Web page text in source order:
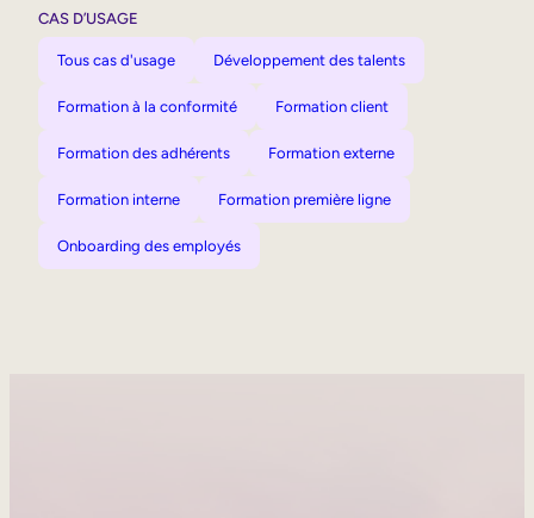
CAS D’USAGE
Tous cas d'usage Développement des talents
Formation à la conformité Formation client
Formation des adhérents Formation externe
Formation interne Formation première ligne
Onboarding des employés